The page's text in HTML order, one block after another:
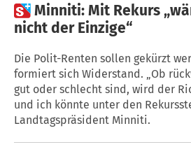
Minniti: Mit Rekurs
nicht der Einzige“
Die Polit-Renten sollen gekürzt
formiert sich Widerstand. „Ob
gut oder schlecht sind, wird der
und ich könnte unter den
Landtagspräsident Minniti.